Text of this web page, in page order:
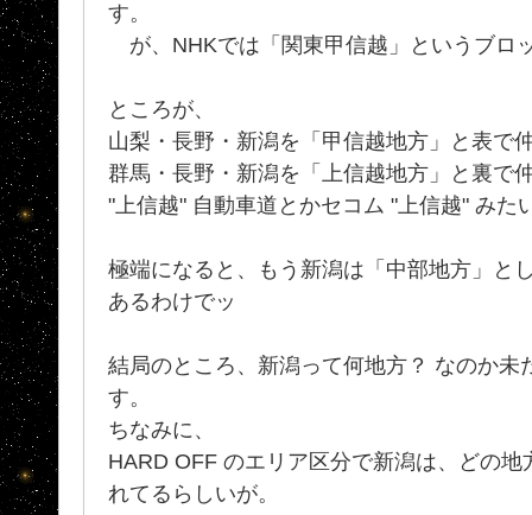
す。
が、NHKでは「関東甲信越」というブロ
ところが、
山梨・長野・新潟を「甲信越地方」と表で
群馬・長野・新潟を「上信越地方」と裏で
"上信越" 自動車道とかセコム "上信越" みた
極端になると、もう新潟は「中部地方」と
あるわけでッ
結局のところ、新潟って何地方？ なのか未
す。
ちなみに、
HARD OFF のエリア区分で新潟は、どの
れてるらしいが。